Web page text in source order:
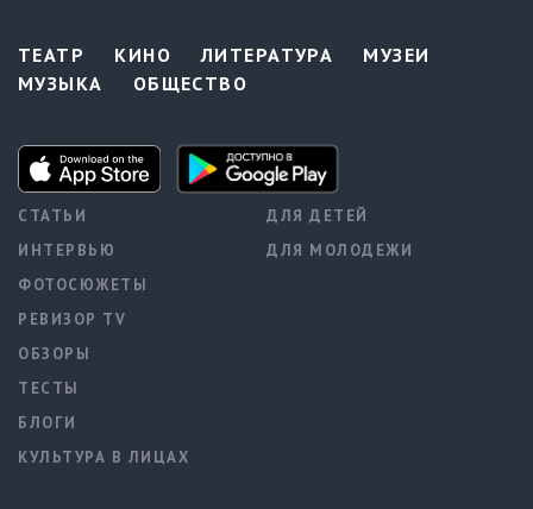
ТЕАТР КИНО ЛИТЕРАТУРА
МУЗЕИ
МУЗЫКА
ОБЩЕСТВО
СТАТЬИ
ИНТЕРВЬЮ
ФОТОСЮЖЕТЫ
РЕВИЗОР TV
ОБЗОРЫ
ТЕСТЫ
БЛОГИ
КУЛЬТУРА В ЛИЦАХ
ДЛЯ ДЕТЕЙ
ДЛЯ МОЛОДЕЖИ